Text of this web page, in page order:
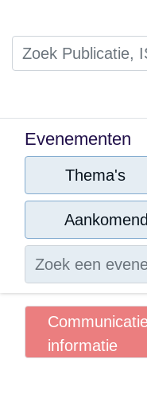
Evenementen
Thema's
informatie